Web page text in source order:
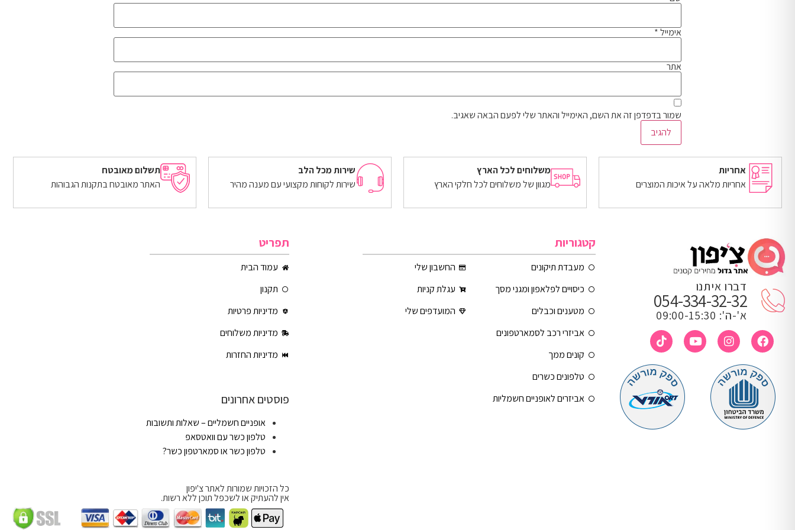
אימייל*
אתר
שמור בדפדפן זה את השם, האימייל והאתר שלי לפעם הבאה שאגיב.
אחריות
אחריות מלאה על איכות המוצרים
משלוחים לכל הארץ
מגוון של משלוחים לכל חלקי הארץ
שירות מכל הלב
שירות לקוחות מקצועי עם מענה מהיר
תשלום מאובטח
האתר מאובטח בתקנות הגבוהות
דברו איתנו
054-334-32-32
א'-ה': 09:00-15:30
קטגוריות
מעבדת תיקונים
כיסויים לפלאפון ומגני מסך
מטענים וכבלים
אביזרי רכב לסמארטפונים
קונים ממך
טלפונים כשרים
אביזרים לאופניים חשמליות
החשבון שלי
עגלת קניות
המועדפים שלי
תפריט
עמוד הבית
תקנון
מדיניות פרטיות
מדיניות משלוחים
מדיניות החזרות
פוסטים אחרונים
אופניים חשמליים – שאלות ותשובות
טלפון כשר עם וואטסאפ
טלפון כשר או סמארטפון כשר?
כל הזכויות שמורות לאתר צ'יפון
אין להעתיק או לשכפל תוכן ללא רשות.